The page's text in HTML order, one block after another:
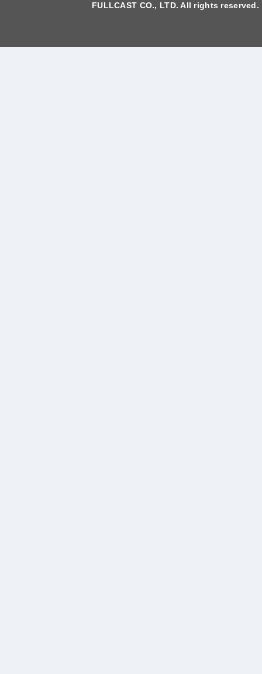
FULLCAST CO., LTD. All rights reserved.